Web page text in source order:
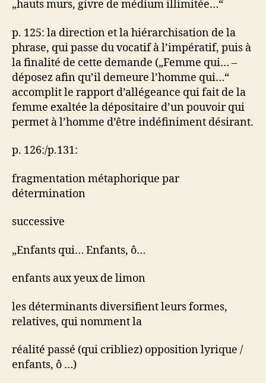
„hauts murs, givre de médium illimitée…“
p. 125: la direction et la hiérarchisation de la
phrase, qui passe du vocatif à l’impératif, puis à
la finalité de cette demande („Femme qui… –
déposez afin qu’il demeure l’homme qui…“
accomplit le rapport d’allégeance qui fait de la
femme exaltée la dépositaire d’un pouvoir qui
permet à l’homme d’être indéfiniment désirant.
p. 126:/p.131:
fragmentation métaphorique par
détermination
successive
„Enfants qui… Enfants, ô…
enfants aux yeux de limon
les déterminants diversifient leurs formes,
relatives, qui nomment la
réalité passé (qui cribliez) opposition lyrique /
enfants, ô …)